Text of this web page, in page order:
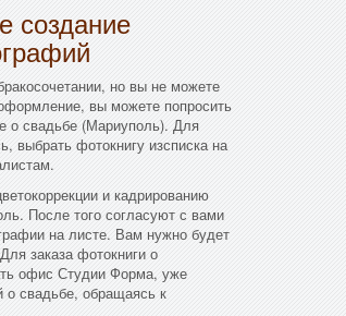
создание
но вы не можете
вы можете попросить
о свадьбе (Мариуполь). Для
выбрать фотокнигу изсписка на
и кадрированию
После того согласуют с вами
на листе. Вам нужно будет
заказа фотокниги о
офис Студии Форма, уже
свадьбе, обращаясь к